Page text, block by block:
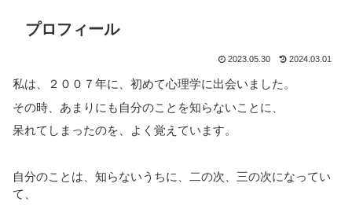
プロフィール
2023.05.30 2024.03.01
私は、２００７年に、初めて心理学に出会いました。
その時、あまりにも自分のことを知らないことに、
呆れてしまったのを、よく覚えています。
自分のことは、知らないうちに、二の次、三の次になってい
て、